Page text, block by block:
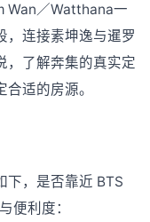
Wan／Watthana一
，连接素坤逸与暹罗
，了解奔集的真实定
适的房源。
下，是否靠近 BTS
便利度：